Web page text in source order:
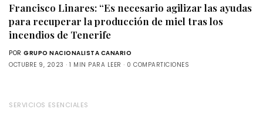
Francisco Linares: “Es necesario agilizar las ayudas
para recuperar la producción de miel tras los
incendios de Tenerife
POR GRUPO NACIONALISTA CANARIO
OCTUBRE 9, 2023
1 MIN PARA LEER 0 COMPARTICIONES
SERVICIOS ESENCIALES